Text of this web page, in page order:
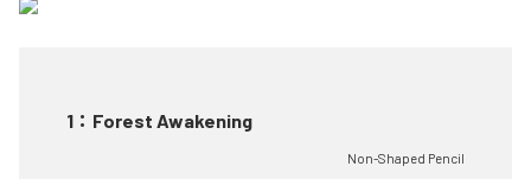
1 ： Forest Awakening
Non-Shaped Pencil